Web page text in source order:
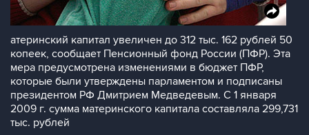
атеринский капитал увеличен до 312 тыс. 162 рублей 50
копеек, сообщает Пенсионный фонд России (ПФР). Эта
мера предусмотрена изменениями в бюджет ПФР,
которые были утверждены парламентом и подписаны
президентом РФ Дмитрием Медведевым. С 1 января
2009 г. сумма материнского капитала составляла 299,731
тыс. рублей